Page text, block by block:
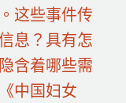
这些事件传
息？具有怎
含着哪些需
中国妇女